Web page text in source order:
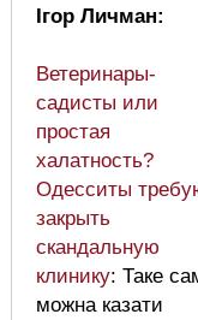
Ігор Личман:
Ветеринары-
садисты или
простая
халатность?
Одесситы
закрыть
скандальную
клинику: Таке
можна казати